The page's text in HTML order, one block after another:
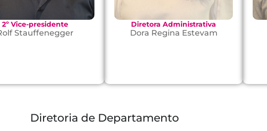
2º Vice-presidente
Stauffenegger
Diretora Administrativa
Dora Regina Estevam
Diretoria de Departamento